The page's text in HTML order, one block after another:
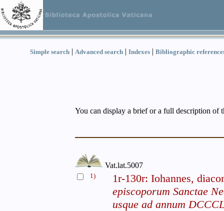
Simple search | Advanced search | Indexes | Bibliographic
You can display a brief or a full description of
Vat.lat.5007
1)
1r-130r: Iohannes,
episcoporum Sanctae
usque ad annum